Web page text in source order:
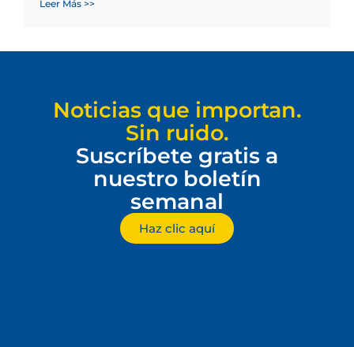
Leer Más >>
Noticias que importan.
Sin ruido.
Suscríbete gratis a
nuestro boletín
semanal
Haz clic aquí